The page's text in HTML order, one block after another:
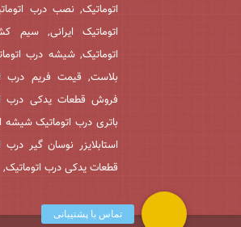
اتوماتیک, نصب درب
اتوماتیک ایرانی, سیم
اتوماتیک, شیشه درب
بلاست, قیمت فریم درب
فروش قطعات یدکی درب
باتری درب اتوماتیک شیشه
استابلایزر نوسان گیر درب
قطعات یدکی درب اتوماتیک,